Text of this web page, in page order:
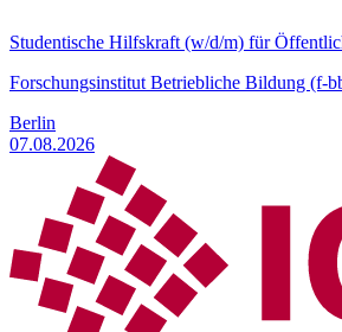
Studentische Hilfskraft (w/d/m) für
Forschungsinstitut Betriebliche Bildung (f-
Berlin
07.08.2026